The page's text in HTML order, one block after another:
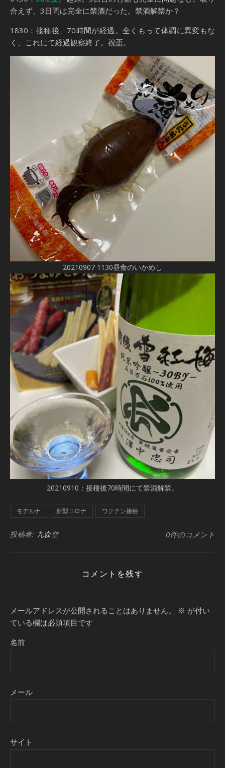
合えず、3日間は完全に禁酒だった。禁酒解禁か？
1830：接種後、70時間が経過。全くもって体調に異変もな
く、これにて経過観察終了。祝盃。
20210907 1130昼食のいかめし
20210910：接種後70時間にて禁酒解禁。
モデルナ 新型コロナ ワクチン接種
投稿者: 九森空 0件のコメント
コメントを残す
メールアドレスが公開されることはありません。 ※ が付い
ている欄は必須項目です
名前
メール
サイト